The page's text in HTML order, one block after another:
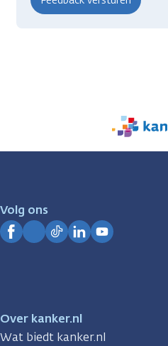
Volg ons
Over kanker.nl
Wat biedt kanker.nl